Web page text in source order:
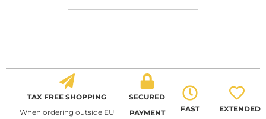
TAX FREE SHOPPING
When ordering outside EU
SECURED
PAYMENT
FAST
EXTENDED